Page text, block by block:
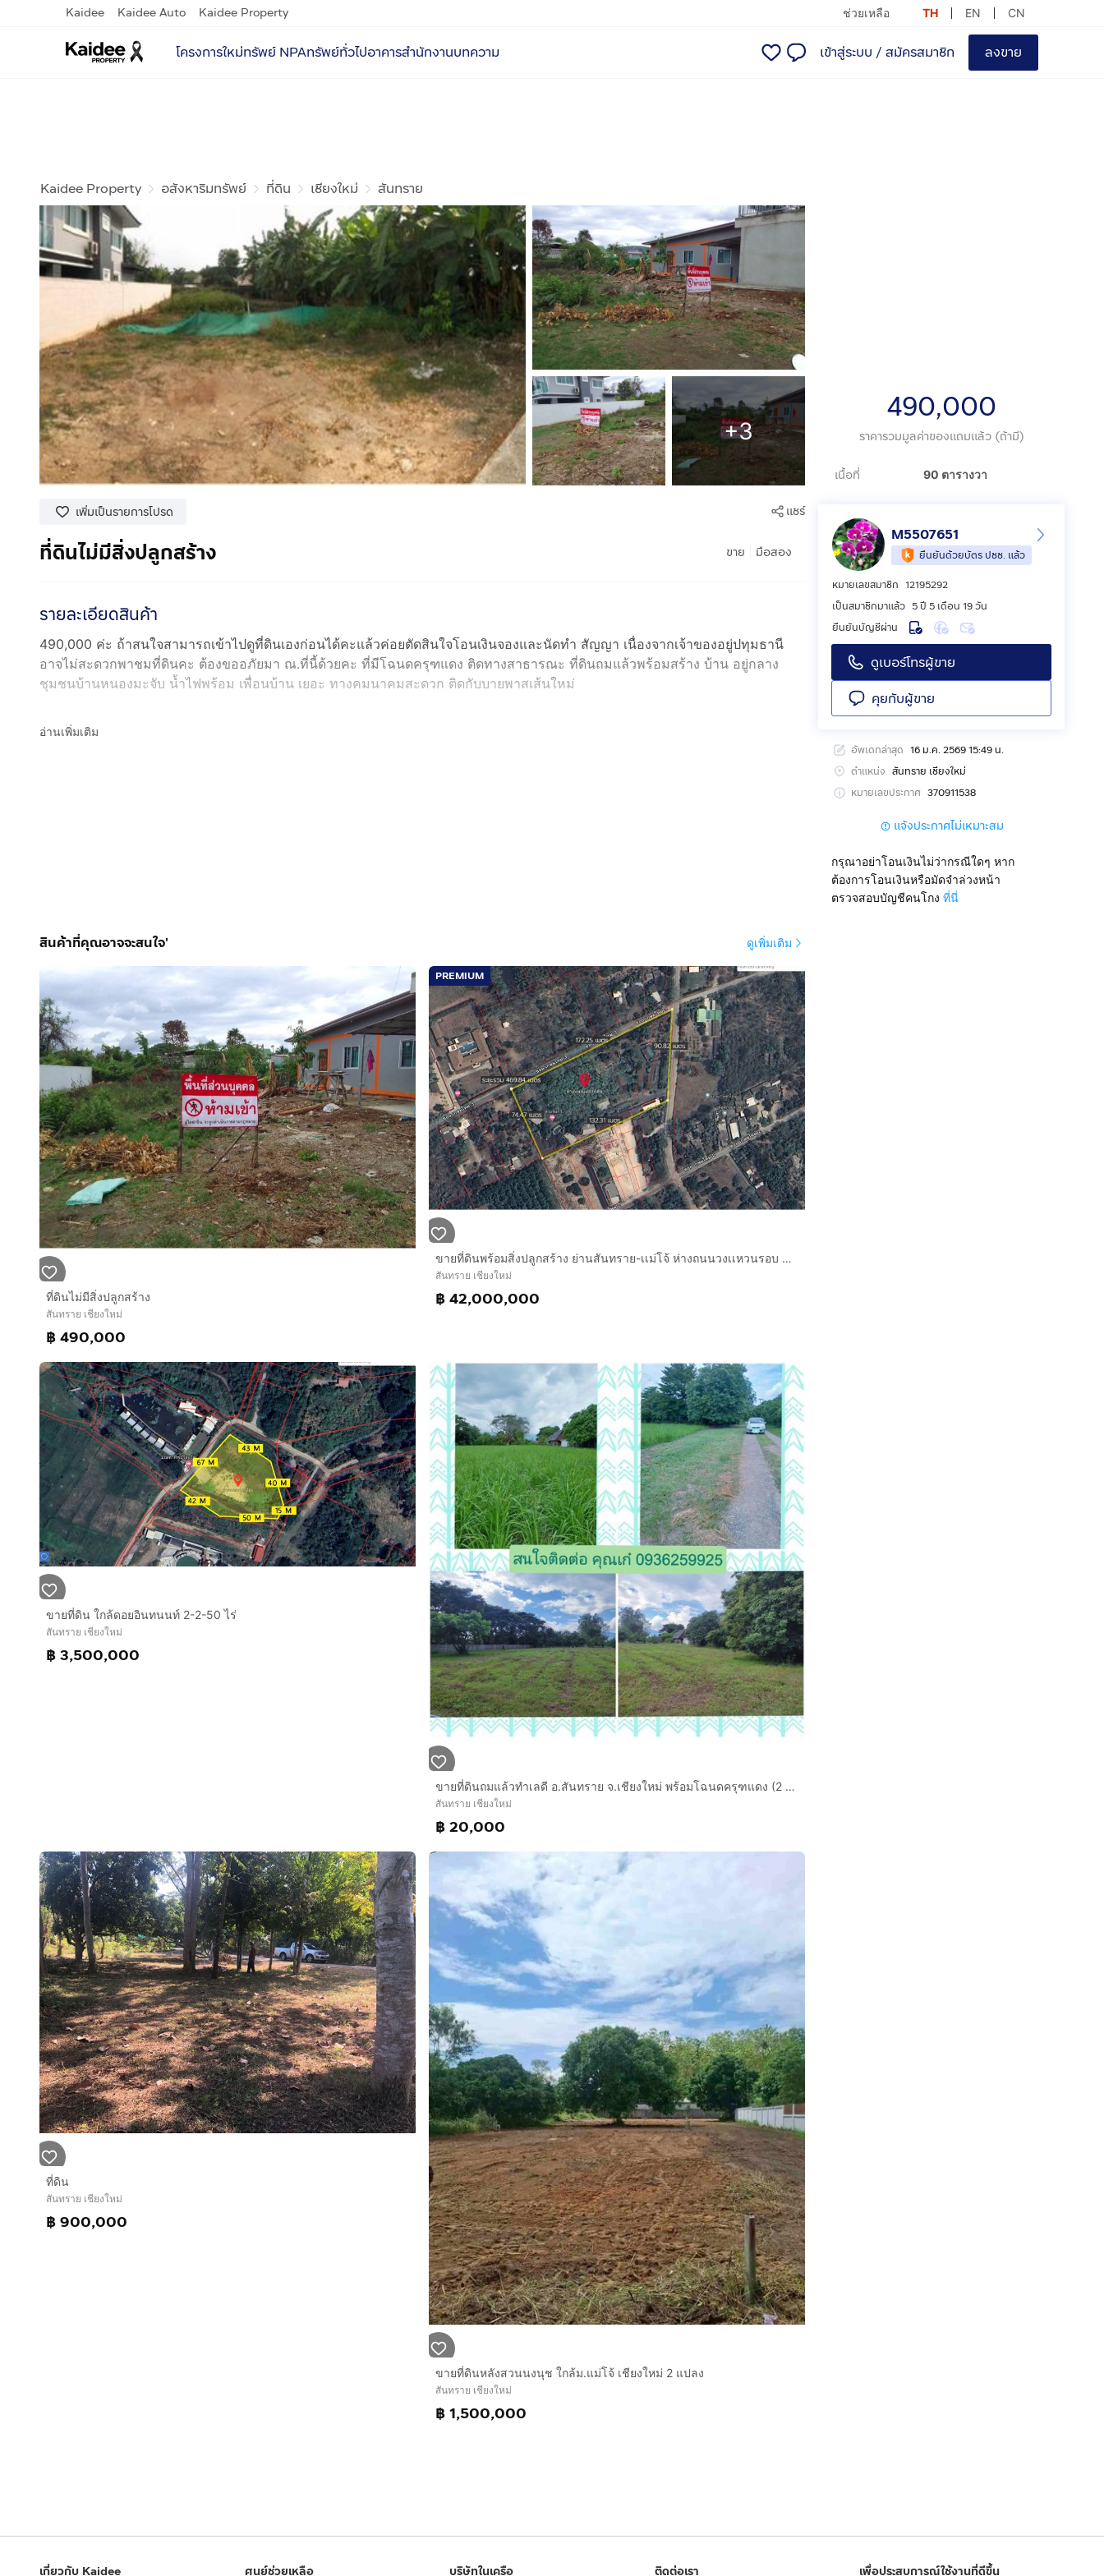
Kaidee Kaidee Auto Kaidee Property ช่วยเหลือ TH EN CN
โครงการใหม่ทรัพย์ NPAทรัพย์ทั่วไปอาคารสำนักงานบทความ เข้าสู่ระบบ / สมัครสมาชิก ลงขาย
Kaidee Property อสังหาริมทรัพย์ ที่ดิน เชียงใหม่ สันทราย
+3
เพิ่มเป็นรายการโปรด แชร์
ขาย มือสอง
ที่ดินไม่มีสิ่งปลูกสร้าง
รายละเอียดสินค้า
490,000 ค่ะ ถ้าสนใจสามารถเข้าไปดูที่ดินเองก่อนได้คะแล้วค่อยตัดสินใจโอนเงินจองและนัดทำ สัญญา เนื่องจากเจ้าของอยู่ปทุมธานี
อาจไม่สะดวกพาชมที่ดินคะ ต้องขออภัยมา ณ.ที่นี้ด้วยคะ ที่มีโฉนดครุฑแดง ติดทางสาธารณะ ที่ดินถมแล้วพร้อมสร้าง บ้าน อยู่กลาง
ชุมชนบ้านหนองมะจับ น้ำไฟพร้อม เพื่อนบ้าน เยอะ ทางคมนาคมสะดวก ติดกับบายพาสเส้นใหม่
อ่านเพิ่มเติม
490,000
ราคารวมมูลค่าของแถมแล้ว (ถ้ามี)
เนื้อที่ 90 ตารางวา
M5507651
ยืนยันด้วยบัตร ปชช. แล้ว
หมายเลขสมาชิก 12195292
เป็นสมาชิกมาแล้ว 5 ปี 5 เดือน 19 วัน
ยืนยันบัญชีผ่าน
ดูเบอร์โทรผู้ขาย
คุยกับผู้ขาย
อัพเดทล่าสุด 16 ม.ค. 2569 15:49 น.
ตำแหน่ง สันทราย เชียงใหม่
หมายเลขประกาศ 370911538
แจ้งประกาศไม่เหมาะสม
กรุณาอย่าโอนเงินไม่ว่ากรณีใดๆ หาก
ต้องการโอนเงินหรือมัดจำล่วงหน้า
ตรวจสอบบัญชีคนโกง ที่นี่
สินค้าที่คุณอาจจะสนใจ' ดูเพิ่มเติม
ที่ดินไม่มีสิ่งปลูกสร้าง
สันทราย เชียงใหม่
฿ 490,000
PREMIUM
ขายที่ดินพร้อมสิ่งปลูกสร้าง ย่านสันทราย-เเม่โจ้ ห่างถนนวงเเหวนรอบ 4 ราว 50 เมตร
สันทราย เชียงใหม่
฿ 42,000,000
ขายที่ดิน ใกล้ดอยอินทนนท์ 2-2-50 ไร่
สันทราย เชียงใหม่
฿ 3,500,000
ขายที่ดินถมแล้วทำเลดี อ.สันทราย จ.เชียงใหม่ พร้อมโฉนดครุฑแดง (2 ไร่ 9 ตรว.) ใกล้ ตลาดแม่โจ้, รพ.สันทราย, มหาลัยแม่โจ้ (เจ้าของขายเอง)
สันทราย เชียงใหม่
฿ 20,000
ที่ดิน
สันทราย เชียงใหม่
฿ 900,000
ขายที่ดินหลังสวนนงนุช ใกล้ม.แม่โจ้ เชียงใหม่ 2 แปลง
สันทราย เชียงใหม่
฿ 1,500,000
เกี่ยวกับ Kaidee ศูนย์ช่วยเหลือ บริษัทในเครือ ติดต่อเรา เพื่อประสบการณ์ใช้งานที่ดีขึ้น